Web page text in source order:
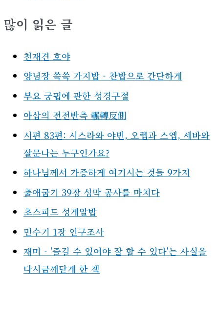
많이 읽은 글
천재견 호야
양념장 쓱쓱 가지밥 - 찬밥으로 간단하게
부요 궁핍에 관한 성경구절
아삽의 전전반측 輾轉反側
시편 83편: 시스라와 야빈, 오렙과 스엡, 세바와
살문나는 누구인가요?
하나님께서 가증하게 여기시는 것들 9가지
출애굽기 39장 성막 공사를 마치다
초스피드 성게알밥
민수기 1장 인구조사
재미 - '즐길 수 있어야 잘 할 수 있다'는 사실을
다시금깨닫게 한 책